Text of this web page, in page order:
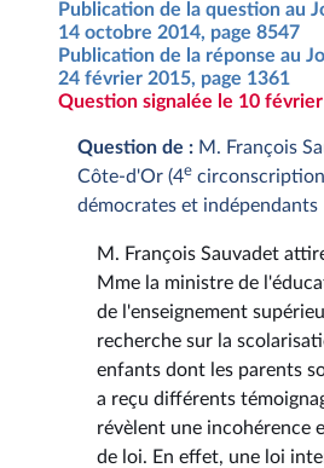
Publication de la question au
14 octobre 2014, page 8547
Publication de la réponse au
24 février 2015, page 1361
Question signalée le 10
Question de : M. François
Côte-d'Or (4e
démocrates et indépendants
M. François Sauvadet
Mme la ministre de
de l'enseignement
recherche sur la
enfants dont les parents
a reçu différents
révèlent une incohérence
de loi. En effet, une loi